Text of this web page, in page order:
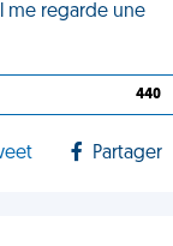
me regarde une
440
Partager